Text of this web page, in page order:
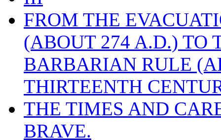
FROM THE
(ABOUT 274 A.D.) TO
BARBARIAN RULE
THIRTEENTH
THE TIMES AND
BRAVE.